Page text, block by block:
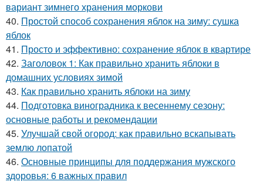
вариант зимнего хранения моркови
40. Простой способ сохранения яблок на зиму: сушка
яблок
41. Просто и эффективно: сохранение яблок в квартире
42. Заголовок 1: Как правильно хранить яблоки в
домашних условиях зимой
43. Как правильно хранить яблоки на зиму
44. Подготовка виноградника к весеннему сезону:
основные работы и рекомендации
45. Улучшай свой огород: как правильно вскапывать
землю лопатой
46. Основные принципы для поддержания мужского
здоровья: 6 важных правил